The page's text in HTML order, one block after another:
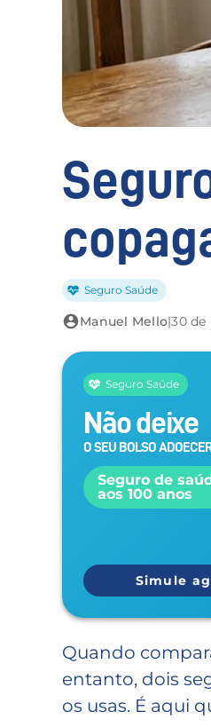
Seguro Saúde
Manuel Mello|30 de
Seguro Saúde
Não deixe
O SEU BOLSO
Seguro de
aos 100 anos
Simule
Quando
entanto, dois
os usas. É aqui